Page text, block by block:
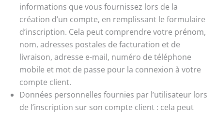
informations que vous fournissez lors de la
création d’un compte, en remplissant le formulaire
d’inscription. Cela peut comprendre votre prénom,
nom, adresses postales de facturation et de
livraison, adresse e-mail, numéro de téléphone
mobile et mot de passe pour la connexion à votre
compte client.
Données personnelles fournies par l’utilisateur lors
de l’inscription sur son compte client : cela peut